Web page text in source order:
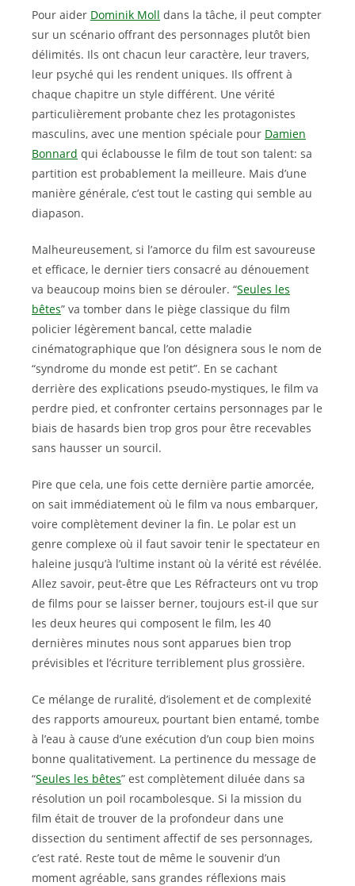
Pour aider Dominik Moll dans la tâche, il peut compter
sur un scénario offrant des personnages plutôt bien
délimités. Ils ont chacun leur caractère, leur travers,
leur psyché qui les rendent uniques. Ils offrent à
chaque chapitre un style différent. Une vérité
particulièrement probante chez les protagonistes
masculins, avec une mention spéciale pour Damien
Bonnard qui éclabousse le film de tout son talent: sa
partition est probablement la meilleure. Mais d’une
manière générale, c’est tout le casting qui semble au
diapason.
Malheureusement, si l’amorce du film est savoureuse
et efficace, le dernier tiers consacré au dénouement
va beaucoup moins bien se dérouler. “Seules les
bêtes” va tomber dans le piège classique du film
policier légèrement bancal, cette maladie
cinématographique que l’on désignera sous le nom de
“syndrome du monde est petit”. En se cachant
derrière des explications pseudo-mystiques, le film va
perdre pied, et confronter certains personnages par le
biais de hasards bien trop gros pour être recevables
sans hausser un sourcil.
Pire que cela, une fois cette dernière partie amorcée,
on sait immédiatement où le film va nous embarquer,
voire complètement deviner la fin. Le polar est un
genre complexe où il faut savoir tenir le spectateur en
haleine jusqu’à l’ultime instant où la vérité est révélée.
Allez savoir, peut-être que Les Réfracteurs ont vu trop
de films pour se laisser berner, toujours est-il que sur
les deux heures qui composent le film, les 40
dernières minutes nous sont apparues bien trop
prévisibles et l’écriture terriblement plus grossière.
Ce mélange de ruralité, d’isolement et de complexité
des rapports amoureux, pourtant bien entamé, tombe
à l’eau à cause d’une exécution d’un coup bien moins
bonne qualitativement. La pertinence du message de
“Seules les bêtes” est complètement diluée dans sa
résolution un poil rocambolesque. Si la mission du
film était de trouver de la profondeur dans une
dissection du sentiment affectif de ses personnages,
c’est raté. Reste tout de même le souvenir d’un
moment agréable, sans grandes réflexions mais